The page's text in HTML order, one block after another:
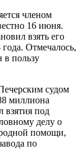
членом
16 июня.
взять его
Отмечалось,
в пользу
судом
миллиона
взятия под
делу о
помощи,
по